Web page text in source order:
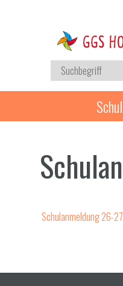
Schulanmeldung 26-